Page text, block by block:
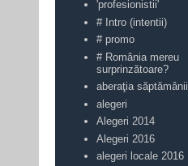
'profesionistii'
# Intro (intentii)
# promo
# România mereu
surprinzătoare?
aberaţia săptămânii
alegeri
Alegeri 2014
Alegeri 2016
alegeri locale 2016